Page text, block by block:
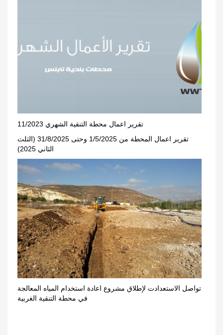
تقرير اعمال محطة التنقية الشهري 11/2023
تقرير اعمال المحطة من 1/5/2025 وحتى 31/8/2025 (الثلث
الثاني 2025)
تواصل الاستعدادت لإطلاق مشروع اعادة استخدام المياه المعالجة
في محطة التنقية الغربية